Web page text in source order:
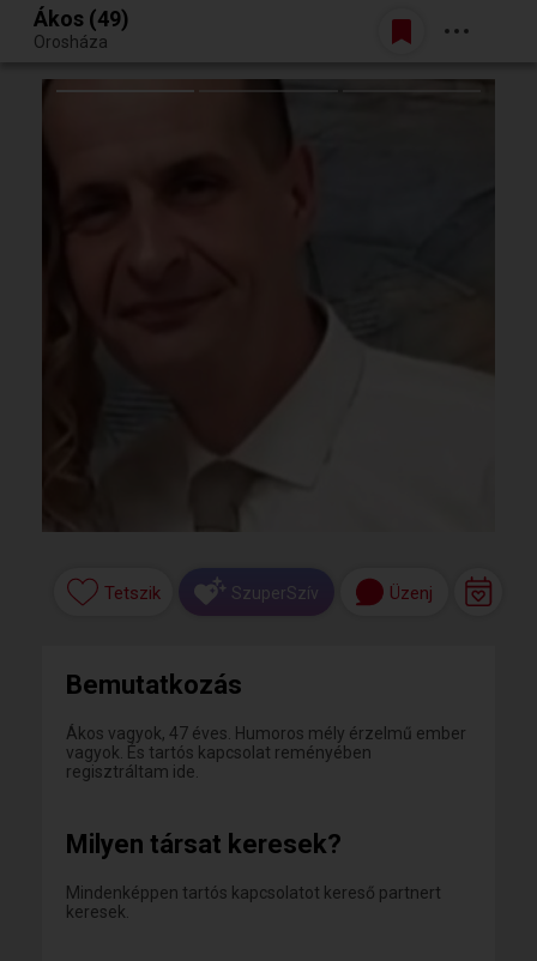
Egy jó randiból bármi lehet.
Belépés
Ákos (49)
Orosháza
Tetszik SzuperSzív Üzenj
Bemutatkozás
Ákos vagyok, 47 éves. Humoros mély érzelmű ember
vagyok. És tartós kapcsolat reményében
regisztráltam ide.
Milyen társat keresek?
Mindenképpen tartós kapcsolatot kereső partnert
keresek.